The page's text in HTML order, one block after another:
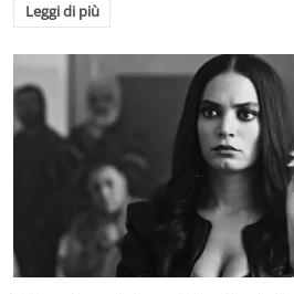
Leggi di più